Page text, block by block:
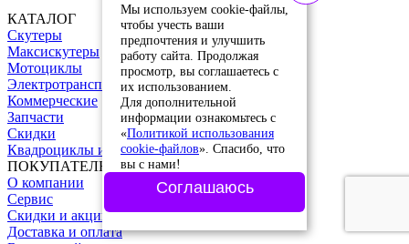
КАТАЛОГ
Скутеры
Максискутеры
Мотоциклы
Электротранспорт
Коммерческие
Запчасти
Скидки
Квадроциклы и питбайки
ПОКУПАТЕЛЮ
О компании
Сервис
Скидки и акции
Доставка и оплата
Мы используем cookie-файлы,
чтобы учесть ваши
предпочтения и улучшить
работу сайта. Продолжая
просмотр, вы соглашаетесь с
их использованием.
Для дополнительной
информации ознакомьтесь с
«Политикой использования
cookie-файлов». Спасибо, что
вы с нами!
Соглашаюсь